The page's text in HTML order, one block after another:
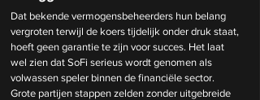
Dat bekende vermogensbeheerders hun belang
vergroten terwijl de koers tijdelijk onder druk staat,
hoeft geen garantie te zijn voor succes. Het laat
wel zien dat SoFi serieus wordt genomen als
volwassen speler binnen de financiële sector.
Grote partijen stappen zelden zonder uitgebreide